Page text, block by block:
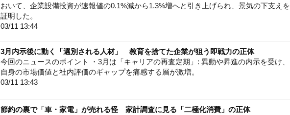
おいて、企業設備投資が速報値の0.1%減から1.3%増へと引き上げられ、景気の下支えを
証明した。
03/11 13:44
3月内示後に動く「選別される人材」 教育を捨てた企業が狙う即戦力の正体
今回のニュースのポイント ・3月は「キャリアの再査定期」: 異動や昇進の内示を受け、
自身の市場価値と社内評価のギャップを痛感する層が激増。
03/11 13:43
節約の裏で「車・家電」が売れる怪 家計調査に見る「二極化消費」の正体